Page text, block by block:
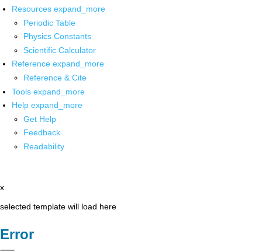
Resources expand_more
Periodic Table
Physics Constants
Scientific Calculator
Reference expand_more
Reference & Cite
Tools expand_more
Help expand_more
Get Help
Feedback
Readability
x
selected template will load here
Error